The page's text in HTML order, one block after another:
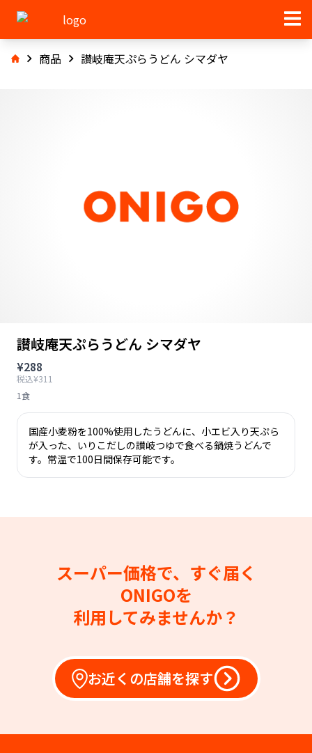
商品 讃岐庵天ぷらうどん シマダヤ
讃岐庵天ぷらうどん シマダヤ
¥288
税込¥311
1食
国産小麦粉を100%使用したうどんに、小エビ入り天ぷら
が入った、いりこだしの讃岐つゆで食べる鍋焼うどんで
す。常温で100日間保存可能です。
スーパー価格で、すぐ届く
ONIGOを
利用してみませんか？
お近くの店舗を探す